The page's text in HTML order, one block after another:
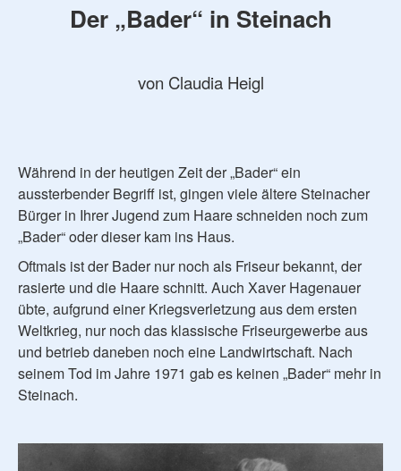
Der „Bader“ in Steinach
von Claudia Heigl
Während in der heutigen Zeit der „Bader“ ein
aussterbender Begriff ist, gingen viele ältere Steinacher
Bürger in Ihrer Jugend zum Haare schneiden noch zum
„Bader“ oder dieser kam ins Haus.
Oftmals ist der Bader nur noch als Friseur bekannt, der
rasierte und die Haare schnitt. Auch Xaver Hagenauer
übte, aufgrund einer Kriegsverletzung aus dem ersten
Weltkrieg, nur noch das klassische Friseurgewerbe aus
und betrieb daneben noch eine Landwirtschaft. Nach
seinem Tod im Jahre 1971 gab es keinen „Bader“ mehr in
Steinach.